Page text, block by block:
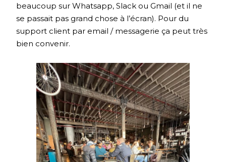
beaucoup sur Whatsapp, Slack ou Gmail (et il ne
se passait pas grand chose à l’écran). Pour du
support client par email / messagerie ça peut très
bien convenir.